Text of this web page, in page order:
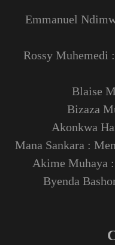
Emmanuel
Rossy Muhemedi
Blaise
Bizaza
Akonkwa
Mana Sankara :
Akime Muhaya
Byenda